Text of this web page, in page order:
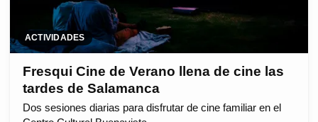
ACTIVIDADES
Fresqui Cine de Verano llena de cine las
tardes de Salamanca
Dos sesiones diarias para disfrutar de cine familiar en el